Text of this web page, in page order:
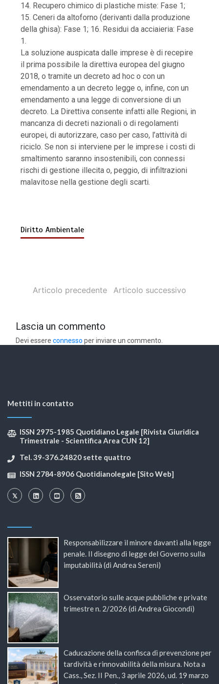
14. Recupero chimico di plastiche miste: Fase 1;
15. Ceneri da altoforno (derivanti dalla produzione
della ghisa): Fase 1; 16. Residui da acciaieria: Fase
1.
La soluzione auspicata dalle imprese è di recepire
il prima possibile la direttiva europea del giugno
2018, o tramite un decreto ad hoc o con un
emendamento a un decreto legge o, infine, con un
emendamento a una legge di conversione di un
decreto. La Direttiva consente infatti alle Regioni, in
mancanza di decreti nazionali o di regolamenti
europei, di autorizzare, caso per caso, l’attività di
riciclo. Se non si interviene per le imprese i costi di
smaltimento saranno insostenibili, con connessi
rischi di gestione illecita o, peggio, di infiltrazioni
malavitose nella gestione degli scarti.
Diritto Ambientale
Articolo precedente Articolo successivo
Lascia un commento
Devi essereconnesso per inviare un commento.
Mettiti in contatto
ISSN 2975-1985 Quotidiano Legale [Rivista Giuridica
Trimestrale - Scientifica Area CUN 12]
Tel. 39-376.24820 sette quattro
ISSN 2784-8906 Quotidianolegale [Sito Web]
Responsabilizzare il minore davanti alla legge
penale. Il disegno di legge del Governo sulla
imputabilità (di Andrea Sereni)
Osservatorio sulle acque pubbliche e private
trimestre n. 2/2026 (di Andrea Giocondi)
Caducazione della confisca di prevenzione per
tardività e rinnovabilità della misura. Nota a
Cass., Sez. II Pen., 3 aprile 2026, ud. 19 marzo